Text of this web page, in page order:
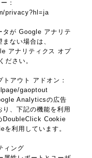
：
privacy?hl=ja
タが Google アナリテ
ない場合は、
アナリティクス オプ
ださい。
アウト アドオン：
gaoptout
Analyticsの広告
、下記の機能を利用
DoubleClick Cookie
利用しています。
ィング